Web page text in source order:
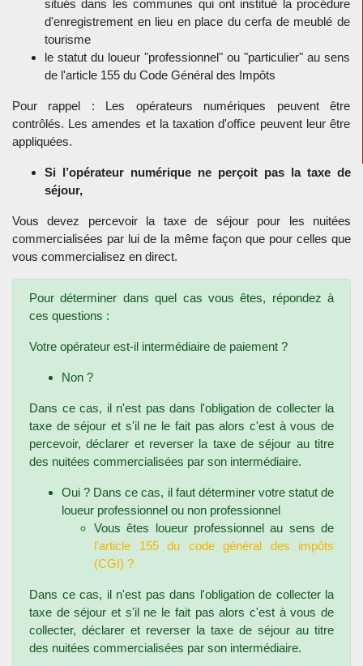
situés dans les communes qui ont institué la procédure
d'enregistrement en lieu en place du cerfa de meublé de
tourisme
le statut du loueur "professionnel" ou "particulier" au sens
de l'article 155 du Code Général des Impôts
Pour rappel : Les opérateurs numériques peuvent être
contrôlés. Les amendes et la taxation d'office peuvent leur être
appliquées.
Si l’opérateur numérique ne perçoit pas la taxe de
séjour,
Vous devez percevoir la taxe de séjour pour les nuitées
commercialisées par lui de la même façon que pour celles que
vous commercialisez en direct.
Pour déterminer dans quel cas vous êtes, répondez à
ces questions :
Votre opérateur est-il intermédiaire de paiement ?
Non ?
Dans ce cas, il n'est pas dans l'obligation de collecter la
taxe de séjour et s'il ne le fait pas alors c'est à vous de
percevoir, déclarer et reverser la taxe de séjour au titre
des nuitées commercialisées par son intermédiaire.
Oui ? Dans ce cas, il faut déterminer votre statut de
loueur professionnel ou non professionnel
Vous êtes loueur professionnel au sens de
l'article 155 du code général des impôts
(CGI) ?
Dans ce cas, il n'est pas dans l'obligation de collecter la
taxe de séjour et s'il ne le fait pas alors c'est à vous de
collecter, déclarer et reverser la taxe de séjour au titre
des nuitées commercialisées par son intermédiaire.